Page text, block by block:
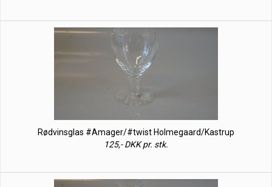
Rødvinsglas #Amager/#twist Holmegaard/Kastrup
125,- DKK pr. stk.